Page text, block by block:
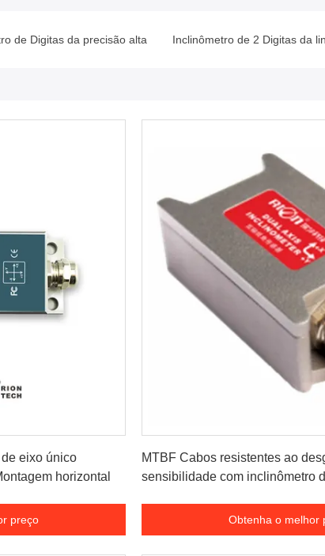
de Digitas da precisão alta Inclinômetro de 2 Digitas da
eixo único
horizontal
preço
MTBF Cabos resistentes ao
sensibilidade com inclinômetro
Obtenha o melhor